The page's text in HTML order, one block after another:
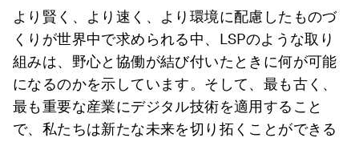
より賢く、より速く、より環境に配慮したものづ
くりが世界中で求められる中、LSPのような取り
組みは、野心と協働が結び付いたときに何が可能
になるのかを示しています。そして、最も古く、
最も重要な産業にデジタル技術を適用すること
で、私たちは新たな未来を切り拓くことができる